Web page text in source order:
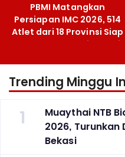
PBMI Matangkan
Persiapan IMC 2026, 514
Atlet dari 18 Provinsi Siap
Berlaga Besok di Bekasi
Trending Minggu
1
Muaythai NTB
2026, Turunkan
Bekasi